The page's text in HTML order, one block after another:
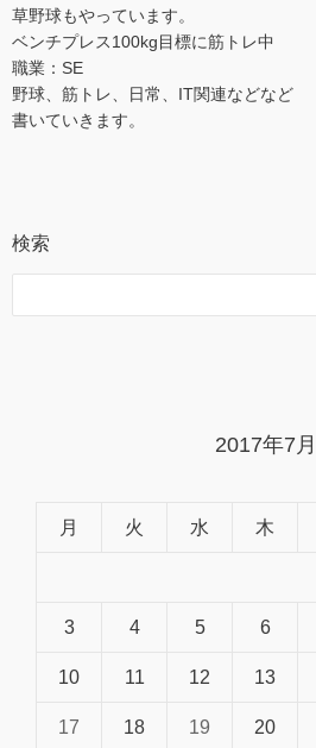
草野球もやっています。
ベンチプレス100kg目標に筋トレ中
職業：SE
野球、筋トレ、日常、IT関連などなど
書いていきます。
検索
2017年7月
月 火 水 木
3 4 5 6
10 11 12 13
17 18 19 20